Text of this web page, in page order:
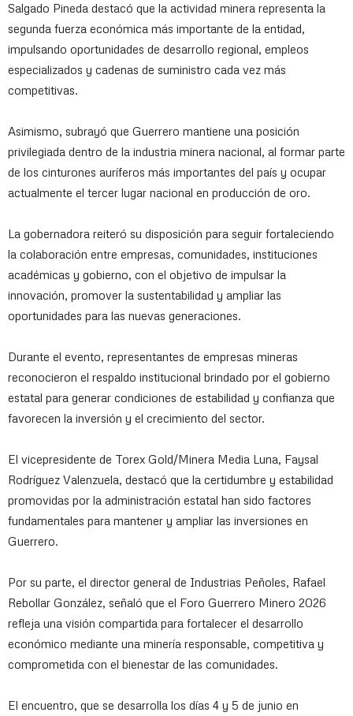
Salgado Pineda destacó que la actividad minera representa la
segunda fuerza económica más importante de la entidad,
impulsando oportunidades de desarrollo regional, empleos
especializados y cadenas de suministro cada vez más
competitivas.
Asimismo, subrayó que Guerrero mantiene una posición
privilegiada dentro de la industria minera nacional, al formar parte
de los cinturones auríferos más importantes del país y ocupar
actualmente el tercer lugar nacional en producción de oro.
La gobernadora reiteró su disposición para seguir fortaleciendo
la colaboración entre empresas, comunidades, instituciones
académicas y gobierno, con el objetivo de impulsar la
innovación, promover la sustentabilidad y ampliar las
oportunidades para las nuevas generaciones.
Durante el evento, representantes de empresas mineras
reconocieron el respaldo institucional brindado por el gobierno
estatal para generar condiciones de estabilidad y confianza que
favorecen la inversión y el crecimiento del sector.
El vicepresidente de Torex Gold/Minera Media Luna, Faysal
Rodríguez Valenzuela, destacó que la certidumbre y estabilidad
promovidas por la administración estatal han sido factores
fundamentales para mantener y ampliar las inversiones en
Guerrero.
Por su parte, el director general de Industrias Peñoles, Rafael
Rebollar González, señaló que el Foro Guerrero Minero 2026
refleja una visión compartida para fortalecer el desarrollo
económico mediante una minería responsable, competitiva y
comprometida con el bienestar de las comunidades.
El encuentro, que se desarrolla los días 4 y 5 de junio en